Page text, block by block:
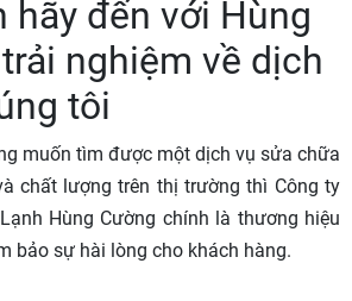
hãy đến với Hùng
nghiệm về dịch
tôi
muốn tìm được một dịch vụ sửa chữa
chất lượng trên thị trường thì Công ty
Hùng Cường chính là thương hiệu
bảo sự hài lòng cho khách hàng.